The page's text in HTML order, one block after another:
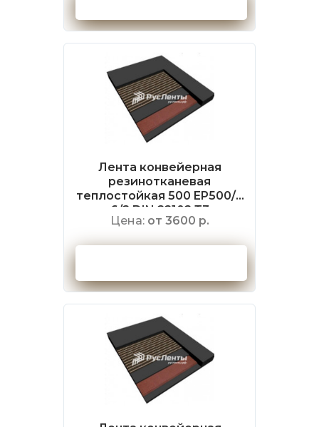
Лента конвейерная
резинотканевая
теплостойкая 500 EP500/4
6/2 DIN 22102 Т3
Цена: от 3600 р.